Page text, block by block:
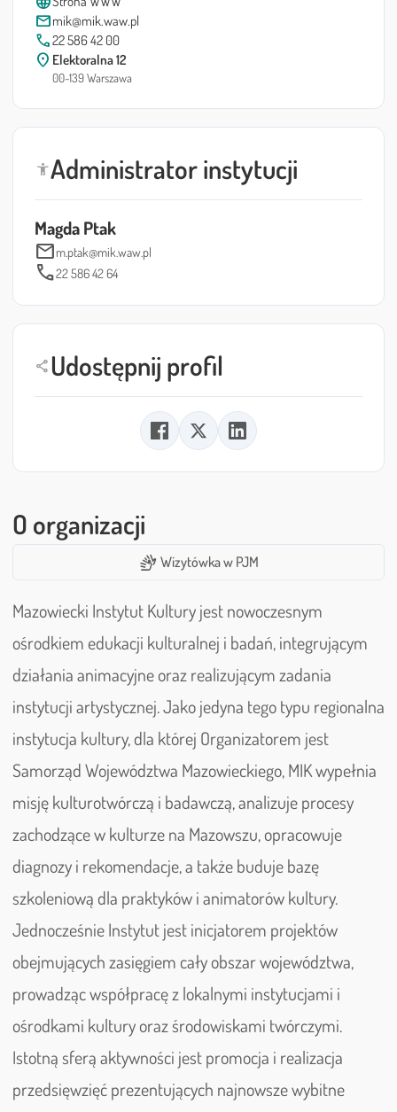
mailmik@mik.waw.pl
call22 586 42 00
location_on Elektoralna 12
00-139 Warszawa
accessibility_newAdministrator instytucji
Magda Ptak
mailm.ptak@mik.waw.pl
call22 586 42 64
shareUdostępnij profil
O organizacji
sign_language Wizytówka w PJM
Mazowiecki Instytut Kultury jest nowoczesnym
ośrodkiem edukacji kulturalnej i badań, integrującym
działania animacyjne oraz realizującym zadania
instytucji artystycznej. Jako jedyna tego typu regionalna
instytucja kultury, dla której Organizatorem jest
Samorząd Województwa Mazowieckiego, MIK wypełnia
misję kulturotwórczą i badawczą, analizuje procesy
zachodzące w kulturze na Mazowszu, opracowuje
diagnozy i rekomendacje, a także buduje bazę
szkoleniową dla praktyków i animatorów kultury.
Jednocześnie Instytut jest inicjatorem projektów
obejmujących zasięgiem cały obszar województwa,
prowadząc współpracę z lokalnymi instytucjami i
ośrodkami kultury oraz środowiskami twórczymi.
Istotną sferą aktywności jest promocja i realizacja
przedsięwzięć prezentujących najnowsze wybitne